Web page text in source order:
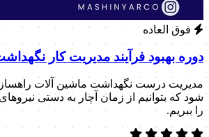
فوق العاده
دوره بهبود فرآیند مدیریت کار
مدیریت درست نگهداشت ماشین آلات
شود که بتوانیم از زمان آچار به دستی
را ببریم.